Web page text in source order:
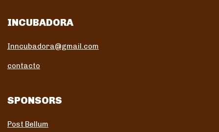
INCUBADORA
Inncubadora@gmail.com
contacto
SPONSORS
Post Bellum